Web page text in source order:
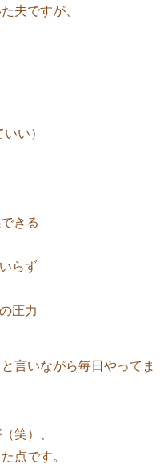
夫ですが、
い）
きる
らず
圧力
言いながら毎日やってま
笑）、
点です。